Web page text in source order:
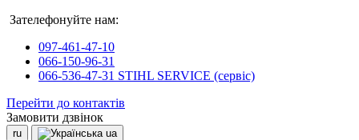
Зателефонуйте нам:
097-461-47-10
066-150-96-31
066-536-47-31 STIHL SERVICE (сервіс)
Перейти до контактів
Замовити дзвінок
ru
ua